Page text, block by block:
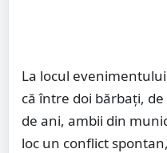
La locul
că între doi bărbați,
de ani, ambii din
loc un conflict